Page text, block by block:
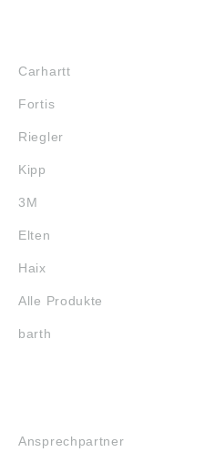
Carhartt
Fortis
Riegler
Kipp
3M
Elten
Haix
Alle Produkte
barth
Ansprechpartner